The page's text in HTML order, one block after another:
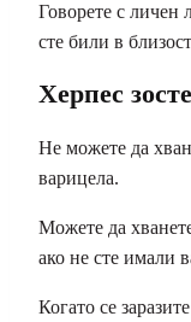
Говорете с личен
сте били в
Херпес
Не можете да
варицела.
Можете да
ако не сте имали
Когато се